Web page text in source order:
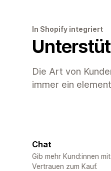
In Shopify integriert
Die Art von
immer ein
Chat
Gib mehr Kund:innen
Vertrauen zum Kauf.